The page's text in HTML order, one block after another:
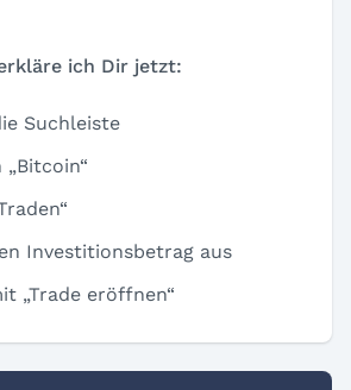
ich Dir jetzt:
Suchleiste
„Bitcoin“
Investitionsbetrag aus
„Trade eröffnen“